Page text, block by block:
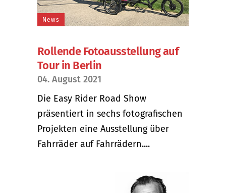
News
Rollende Fotoausstellung auf
Tour in Berlin
04. August 2021
Die Easy Rider Road Show
präsentiert in sechs fotografischen
Projekten eine Ausstellung über
Fahrräder auf Fahrrädern....